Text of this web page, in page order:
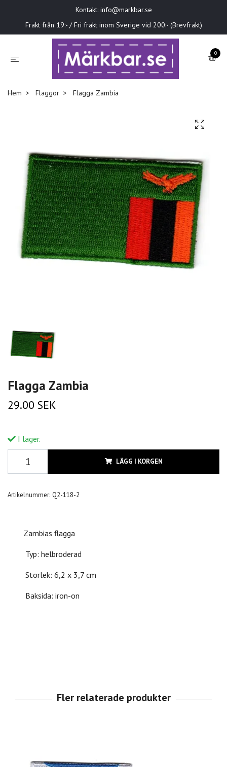
Kontakt: info@markbar.se
Frakt från 19:- / Fri frakt inom Sverige vid 200:- (Brevfrakt)
0
Hem Flaggor Flagga Zambia
Flagga Zambia
29.00 SEK
I lager.
LÄGG I KORGEN
Artikelnummer: Q2-118-2
Zambias flagga
Typ: helbroderad
Storlek: 6,2 x 3,7 cm
Baksida: iron-on